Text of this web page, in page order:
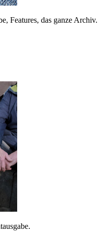
Features, das ganze Archiv.